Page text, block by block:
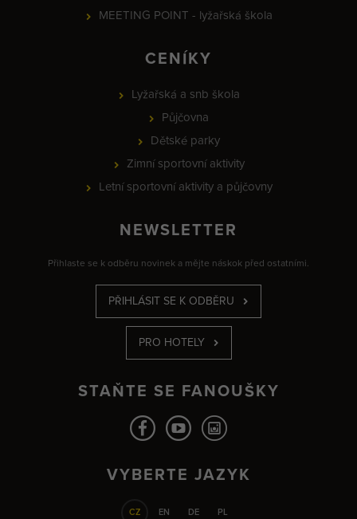
MEETING POINT - lyžařská škola
CENÍKY
Lyžařská a snb škola
Půjčovna
Dětské parky
Zimní sportovní aktivity
Letní sportovní aktivity a půjčovny
NEWSLETTER
Přihlaste se k odběru novinek a mějte náskok před ostatními.
PŘIHLÁSIT SE K ODBĚRU
PRO HOTELY
STAŇTE SE FANOUŠKY
VYBERTE JAZYK
CZ EN DE PL